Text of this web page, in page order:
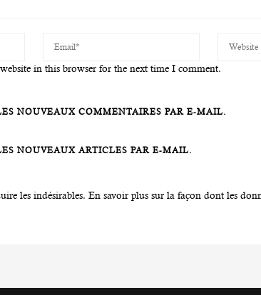
in this browser for the next time I comment.
NOUVEAUX COMMENTAIRES PAR E-MAIL.
NOUVEAUX ARTICLES PAR E-MAIL.
les indésirables. En savoir plus sur la façon dont les